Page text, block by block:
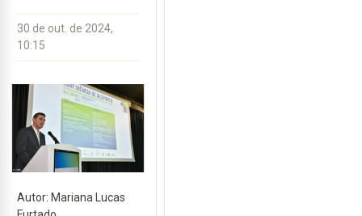
30 de out. de 2024,
10:15
Autor: Mariana Lucas